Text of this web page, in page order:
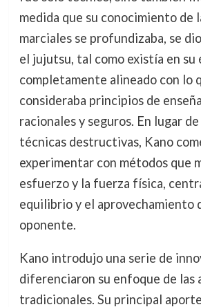
medida que su conocimiento de
marciales se profundizaba, se
el jujutsu, tal como existía en su
completamente alineado con lo
consideraba principios de
racionales y seguros. En lugar
técnicas destructivas, Kano
experimentar con métodos que
esfuerzo y la fuerza física,
equilibrio y el aprovechamiento
oponente.
Kano introdujo una serie de
diferenciaron su enfoque de las
tradicionales. Su principal